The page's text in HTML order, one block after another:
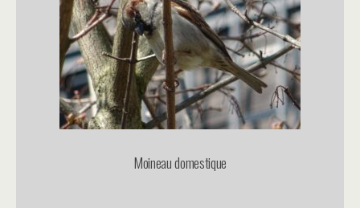
Moineau domestique